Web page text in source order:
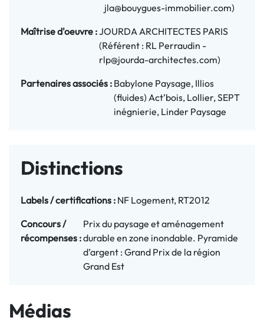
jla@bouygues-immobilier.com)
Maîtrise d'oeuvre :JOURDA ARCHITECTES PARIS
(Référent : RL Perraudin -
rlp@jourda-architectes.com)
Partenaires associés : Babylone Paysage, Illios
(fluides) Act’bois, Lollier, SEPT
inégnierie, Linder Paysage
Distinctions
Labels / certifications : NF Logement, RT2012
Concours /
récompenses :
Prix du paysage et aménagement
durable en zone inondable. Pyramide
d’argent : Grand Prix de la région
Grand Est
Médias